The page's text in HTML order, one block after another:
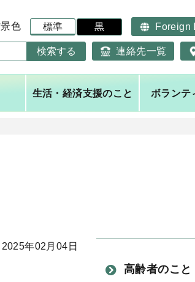
生活・経済支援のこと ボランテ
色 標準 黒 Foreign
検索する 連絡先一覧
年02月04日
高齢者のこと